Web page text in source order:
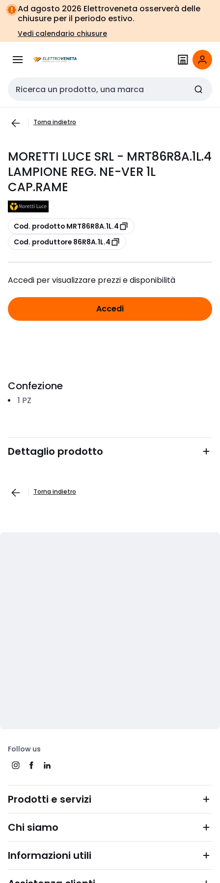
Vai alla
navigazione
Vai
alla
pagina
Ad agosto 2026 Elettroveneta osserverà delle
chiusure per il periodo estivo.
Vedi calendario chiusure
Cerca input
Torna indietro
MORETTI LUCE SRL - MRT86R8A.1L.4
LAMPIONE REG. NE-VER 1L
CAP.RAME
copia
Cod. prodotto MRT86R8A.1L.4
copia
Cod. produttore 86R8A.1L.4
Accedi per visualizzare prezzi e disponibilità
Accedi
Confezione
1 PZ
Dettaglio prodotto
Torna indietro
Follow us
Prodotti e servizi
Chi siamo
Informazioni utili